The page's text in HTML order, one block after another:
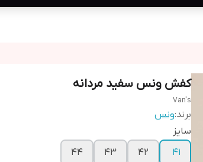
کفش ونس سفید مردانه
Van's
برند:ونس
سایز
41
42
43
44